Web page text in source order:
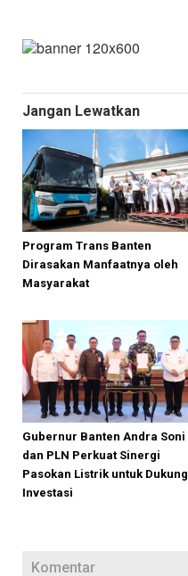
Jangan Lewatkan
Program Trans Banten
Dirasakan Manfaatnya oleh
Masyarakat
Gubernur Banten Andra Soni
dan PLN Perkuat Sinergi
Pasokan Listrik untuk Dukung
Investasi
Komentar